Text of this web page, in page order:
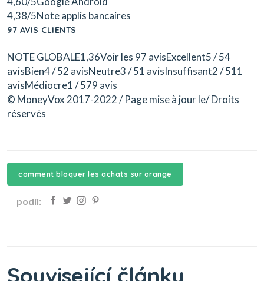
4,38/5Note applis bancaires
97 AVIS CLIENTS
NOTE GLOBALE1,36Voir les 97 avisExcellent5 / 54
avisBien4 / 52 avisNeutre3 / 51 avisInsuffisant2 / 511
avisMédiocre1 / 579 avis
© MoneyVox 2017-2022 / Page mise à jour le/ Droits
réservés
comment bloquer les achats sur orange
podíl:
Související články